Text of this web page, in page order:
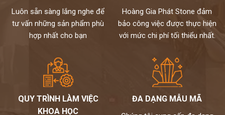
Luôn sẵn sàng lắng nghe để
tư vấn những sản phẩm phù
hợp nhất cho bạn
Hoàng Gia Phát Stone đảm
bảo công việc được thực hiện
với mức chi phí tối thiểu nhất.
QUY TRÌNH LÀM VIỆC
KHOA HỌC
ĐA DẠNG MẪU MÃ